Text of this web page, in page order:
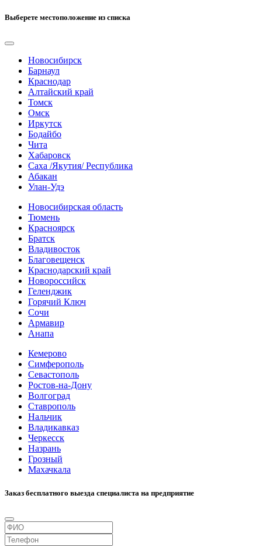
Выберете местоположение из списка
Новосибирск
Барнаул
Краснодар
Алтайский край
Томск
Омск
Иркутск
Бодайбо
Чита
Хабаровск
Саха /Якутия/ Республика
Абакан
Улан-Удэ
Новосибирская область
Тюмень
Красноярск
Братск
Владивосток
Благовещенск
Краснодарский край
Новороссийск
Геленджик
Горячий Ключ
Сочи
Армавир
Анапа
Кемерово
Симферополь
Севастополь
Ростов-на-Дону
Волгоград
Ставрополь
Нальчик
Владикавказ
Черкесск
Назрань
Грозный
Махачкала
Заказ бесплатного выезда специалиста на предприятие